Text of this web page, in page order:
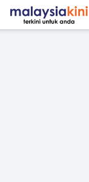
ADS